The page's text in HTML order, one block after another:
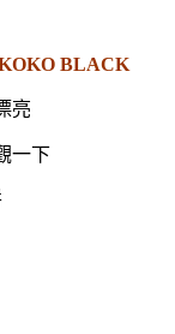
BLACK
亮
一下